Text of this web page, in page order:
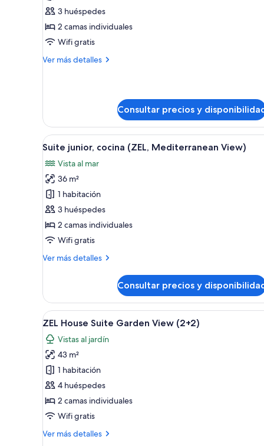
Suite
junior,
cocina,
al
3 huéspedes
2 camas individuales
Wifi gratis
Ver más detalles
Más
vistas
al
jardín
Consultar precios y
Abrir
todas
las
fotos
de
Suite
junior,
cocina
Mediterranean
Habitación de hotel con
13
Suite junior, cocina (ZEL, Mediterranean View)
Vista al mar
36 m²
1 habitación
3 huéspedes
2 camas individuales
Wifi gratis
Ver más detalles
Más
junior,
cocina
(ZEL,
Mediterranean
View)
Consultar precios y
Abrir
todas
las
fotos
de
ZEL
House
Suite
Garden
View
Una cama bien hecha con
9
ZEL House Suite Garden View (2+2)
Vistas al jardín
43 m²
1 habitación
4 huéspedes
2 camas individuales
Wifi gratis
Ver más detalles
Más